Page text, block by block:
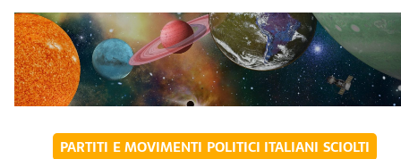
PARTITI E MOVIMENTI POLITICI ITALIANI SCIOLTI